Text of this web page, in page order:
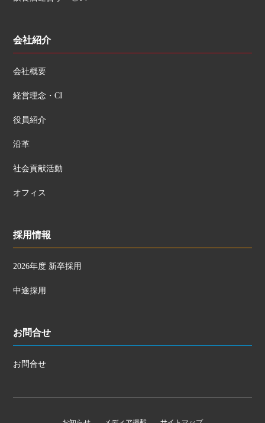
会社紹介
会社概要
経営理念・CI
役員紹介
沿革
社会貢献活動
オフィス
採用情報
2026年度 新卒採用
中途採用
お問合せ
お問合せ